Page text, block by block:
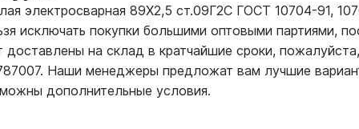
электросварная 89Х2,5 ст.09Г2С ГОСТ 10704-91,
исключать покупки большими оптовыми партиями,
на склад в кратчайшие сроки,
Наши менеджеры предложат вам лучшие
дополнительные условия.